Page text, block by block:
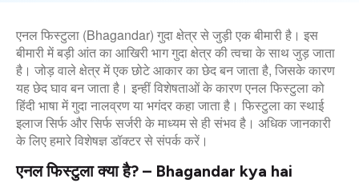
एनल फिस्टुला (Bhagandar) गुदा क्षेत्र से जुड़ी एक बीमारी है। इस
बीमारी में बड़ी आंत का आखिरी भाग गुदा क्षेत्र की त्वचा के साथ जुड़ जाता
है। जोड़ वाले क्षेत्र में एक छोटे आकार का छेद बन जाता है, जिसके कारण
यह छेद घाव बन जाता है। इन्हीं विशेषताओं के कारण एनल फिस्टुला को
हिंदी भाषा में गुदा नालव्रण या भगंदर कहा जाता है। फिस्टुला का स्थाई
इलाज सिर्फ और सिर्फ सर्जरी के माध्यम से ही संभव है। अधिक जानकारी
के लिए हमारे विशेषज्ञ डॉक्टर से संपर्क करें।
एनल फिस्टुला क्या है? – Bhagandar kya hai